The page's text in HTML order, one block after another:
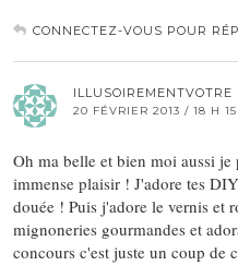
CONNECTEZ-VOUS POUR
ILLUSOIREMENTVOTRE
20 FÉVRIER 2013 / 18 H
Oh ma belle et bien moi aussi
immense plaisir ! J'adore tes
douée ! Puis j'adore le vernis et
mignoneries gourmandes et
concours c'est juste un coup de